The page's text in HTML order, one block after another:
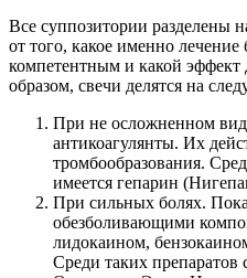
Все суппозитории разделены
от того, какое именно лечение
компетентным и какой
образом, свечи делятся на
При не осложненном
антикоагулянты. Их
тромбообразования.
имеется гепарин
При сильных болях.
обезболивающими
лидокаином,
Среди таких